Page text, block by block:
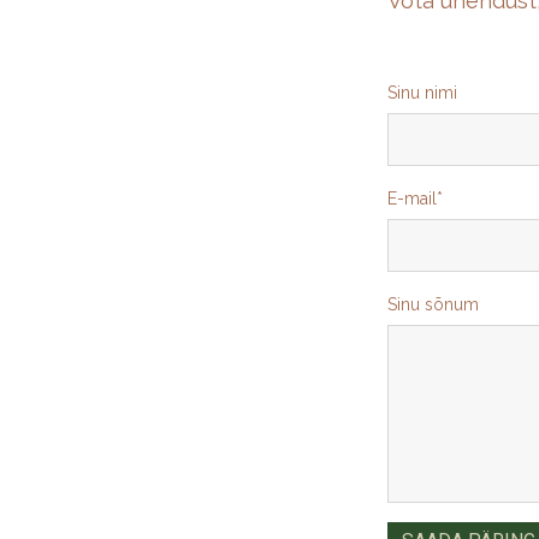
Sinu nimi
E-mail
Sinu sõnum